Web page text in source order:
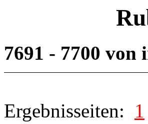
7691 - 7700 von
Ergebnisseiten: 1